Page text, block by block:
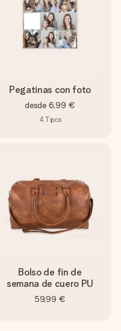
Pegatinas con foto
desde 6,99 €
4Tipos
Bolso de fin de
semana de cuero PU
59,99 €